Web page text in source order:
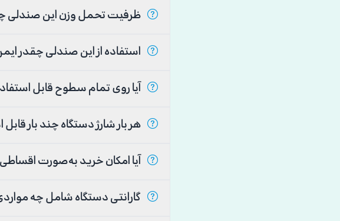
آیا روی تمام سطوح قابل استفاده است؟
آیا امکان خرید به‌صورت اقساطی وجود دارد؟